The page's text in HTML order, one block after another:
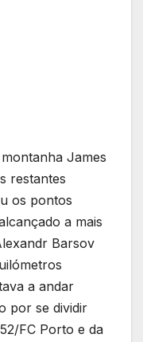
James
restantes
os pontos
a mais
Barsov
a andar
por se dividir
FC Porto e da